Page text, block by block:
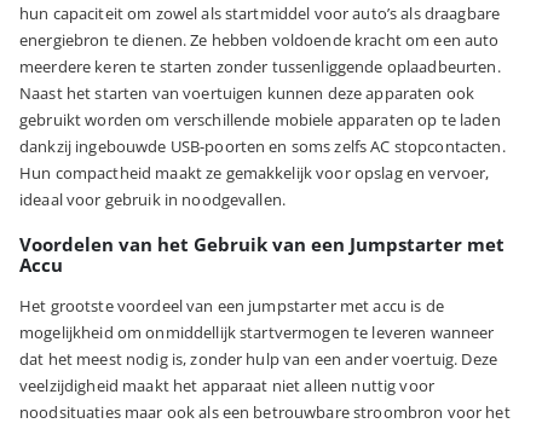
hun capaciteit om zowel als startmiddel voor auto’s als draagbare
energiebron te dienen. Ze hebben voldoende kracht om een auto
meerdere keren te starten zonder tussenliggende oplaadbeurten.
Naast het starten van voertuigen kunnen deze apparaten ook
gebruikt worden om verschillende mobiele apparaten op te laden
dankzij ingebouwde USB-poorten en soms zelfs AC stopcontacten.
Hun compactheid maakt ze gemakkelijk voor opslag en vervoer,
ideaal voor gebruik in noodgevallen.
Voordelen van het Gebruik van een Jumpstarter met
Accu
Het grootste voordeel van een jumpstarter met accu is de
mogelijkheid om onmiddellijk startvermogen te leveren wanneer
dat het meest nodig is, zonder hulp van een ander voertuig. Deze
veelzijdigheid maakt het apparaat niet alleen nuttig voor
noodsituaties maar ook als een betrouwbare stroombron voor het